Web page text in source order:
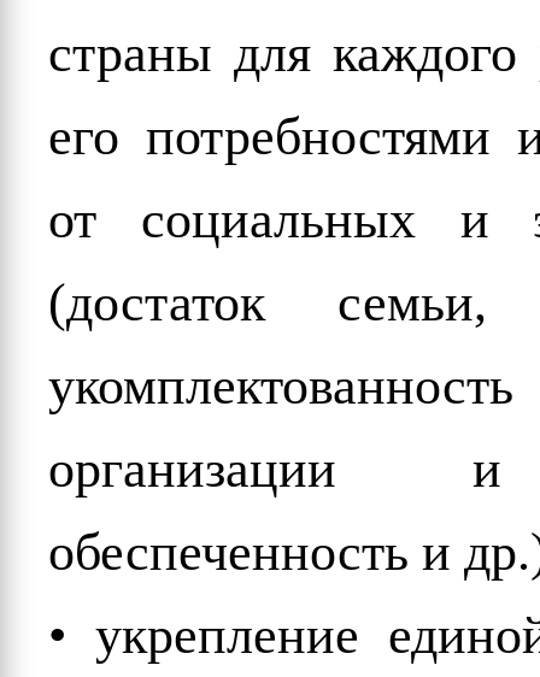
страны для каждого
его потребностями
от социальных и
(достаток семьи,
организации
обеспеченность и
• укрепление